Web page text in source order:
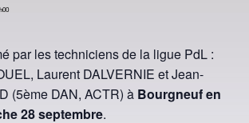
par les techniciens de la ligue PdL :
Laurent DALVERNIE et Jean-
(5ème DAN, ACTR) à Bourgneuf en
28 septembre.